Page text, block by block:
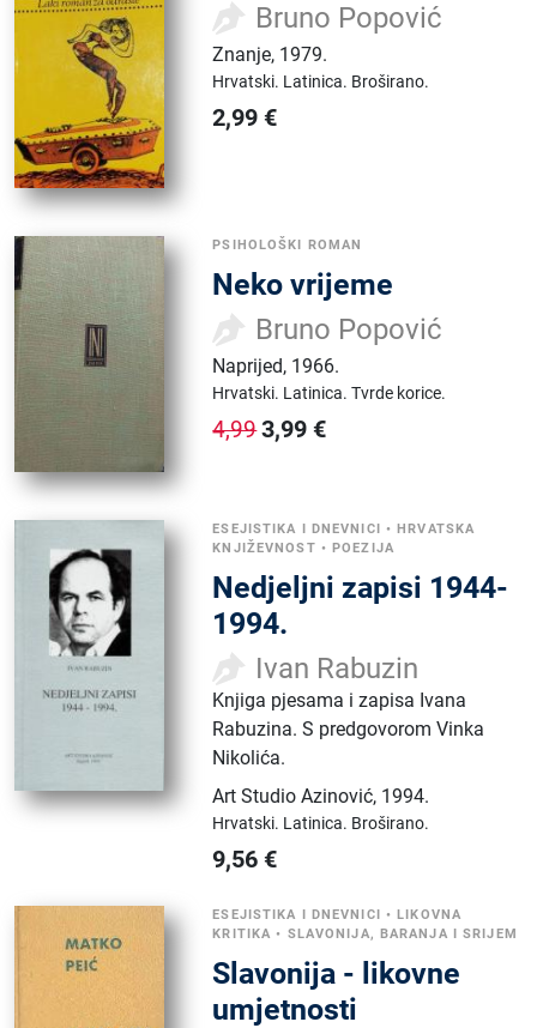
Bruno Popović
Znanje, 1979.
Hrvatski. Latinica. Broširano.
2,99 €
PSIHOLOŠKI ROMAN
Neko vrijeme
Bruno Popović
Naprijed, 1966.
Hrvatski. Latinica.Tvrde korice.
4,993,99 €
ESEJISTIKA I DNEVNICI •HRVATSKA
KNJIŽEVNOST •POEZIJA
Nedjeljni zapisi 1944-
1994.
Ivan Rabuzin
Knjiga pjesama i zapisa Ivana
Rabuzina. S predgovorom Vinka
Nikolića.
Art Studio Azinović, 1994.
Hrvatski. Latinica. Broširano.
9,56 €
ESEJISTIKA I DNEVNICI •LIKOVNA
KRITIKA • SLAVONIJA, BARANJA I SRIJEM
Slavonija - likovne
umjetnosti